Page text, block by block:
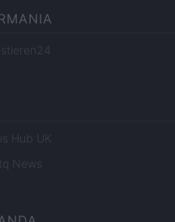
Hub UK
News